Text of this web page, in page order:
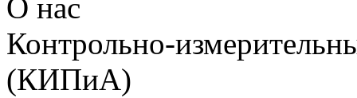
О нас
Контрольно-
(КИПиА)